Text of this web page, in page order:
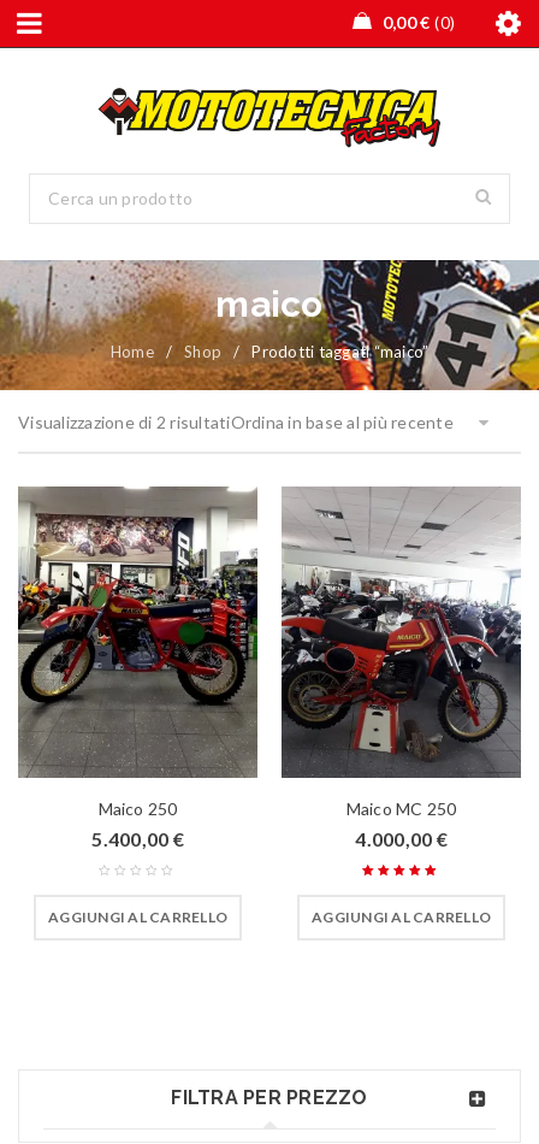
0,00€ 0
maico
Home / Shop / Prodotti taggati “maico”
Visualizzazione di 2 risultatiOrdina in base al più recente
Maico 250
5.400,00 €
AGGIUNGI AL CARRELLO
Maico MC 250
4.000,00 €
su 5
AGGIUNGI AL CARRELLO
FILTRA PER PREZZO